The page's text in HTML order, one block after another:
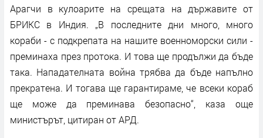
Арагчи в кулоарите на срещата на държавите от
БРИКС в Индия. „В последните дни много, много
кораби - с подкрепата на нашите военноморски сили -
преминаха през протока. И това ще продължи да бъде
така. Нападателната война трябва да бъде напълно
прекратена. И тогава ще гарантираме, че всеки кораб
ще може да преминава безопасно“, каза още
министърът, цитиран от АРД.